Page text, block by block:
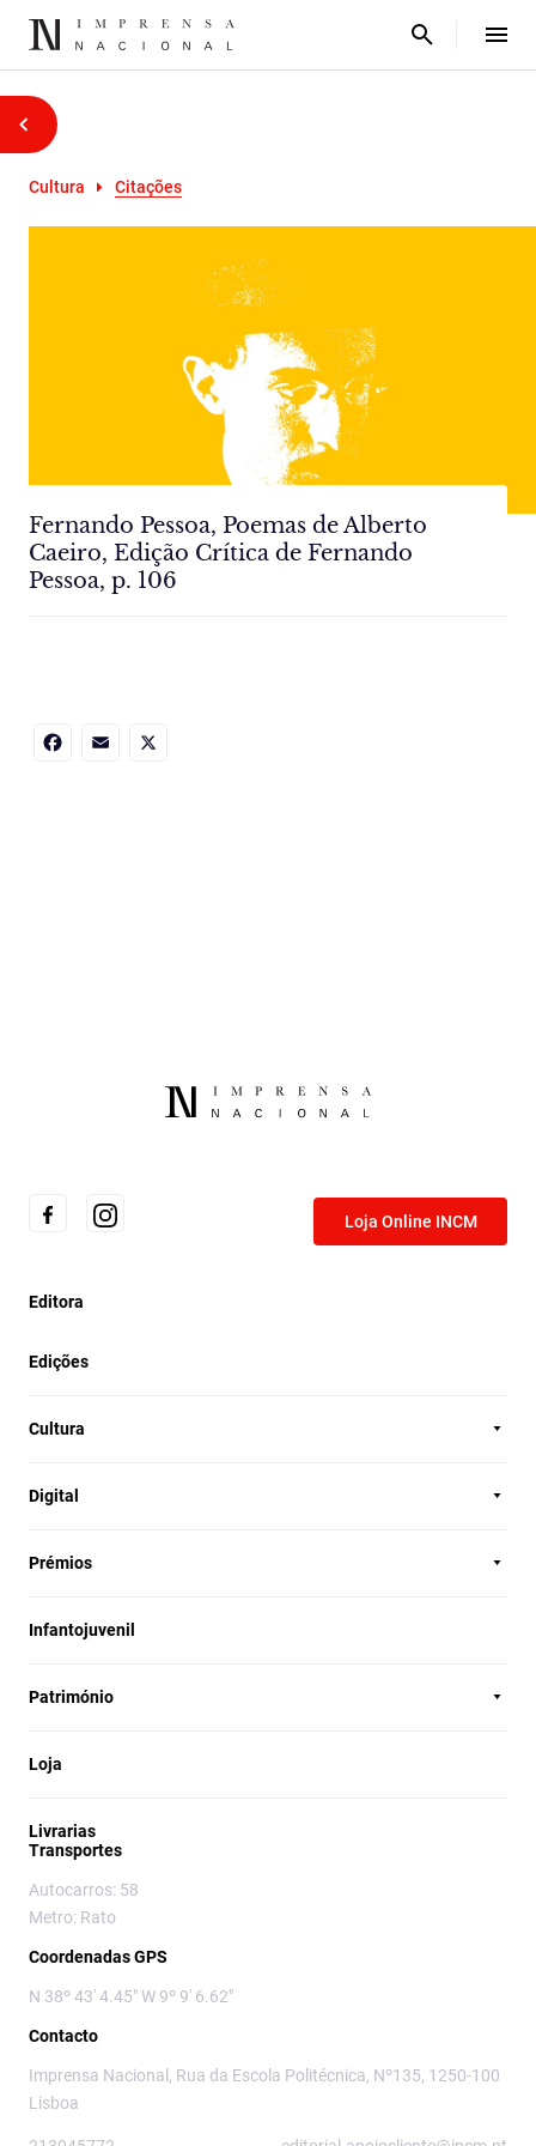
Cultura Citações
Fernando Pessoa, Poemas de Alberto
Caeiro, Edição Crítica de Fernando
Pessoa, p. 106
Loja Online INCM
Editora
Edições
Cultura
Digital
Prémios
Infantojuvenil
Património
Loja
Livrarias
Transportes
Autocarros: 58
Metro: Rato
Coordenadas GPS
N 38º 43' 4.45" W 9º 9' 6.62"
Contacto
Imprensa Nacional, Rua da Escola Politécnica, Nº135, 1250-100
Lisboa